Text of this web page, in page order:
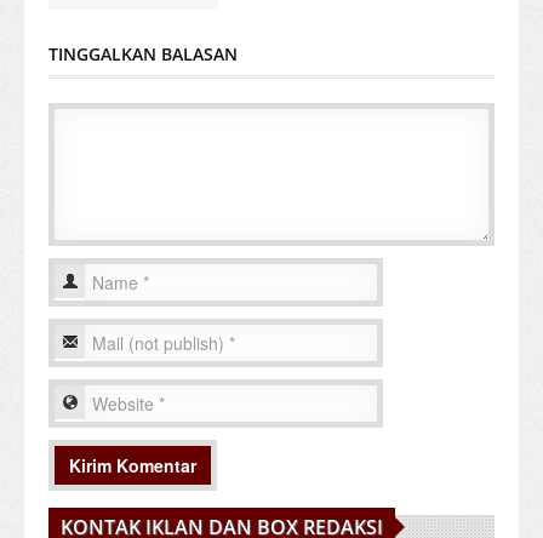
TINGGALKAN BALASAN
KONTAK IKLAN DAN BOX REDAKSI